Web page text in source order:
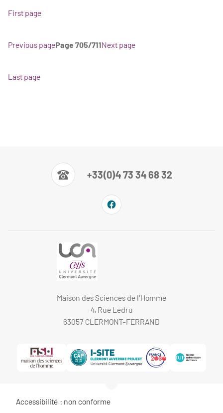
First page
Previous pagePage 705/711Next page
Last page
+33(0)4 73 34 68 32
Maison des Sciences de l'Homme
4, Rue Ledru
63057 CLERMONT-FERRAND
Accessibilité : non conforme